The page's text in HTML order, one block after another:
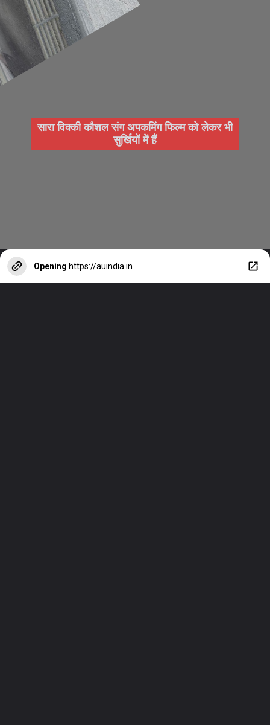
सारा विक्की कौशल संग अपकमिंग फिल्म को लेकर भी
सुर्खियों में हैं
Opening https://auindia.in